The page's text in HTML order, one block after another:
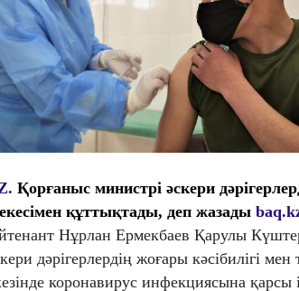
Қорғаныс министрі әскери
құттықтады, деп жазады
Нұрлан Ермекбаев Қарулы
дәрігерлердің жоғары кәсібилігі
коронавирус инфекциясына